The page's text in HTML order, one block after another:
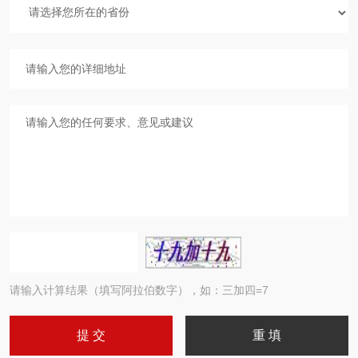
请输入计算结果（填写阿拉伯数字），如：三加四=7